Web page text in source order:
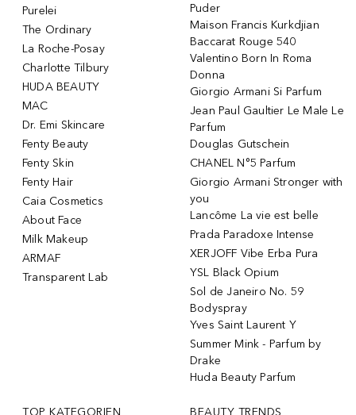
Purelei
The Ordinary
La Roche-Posay
Charlotte Tilbury
HUDA BEAUTY
MAC
Dr. Emi Skincare
Fenty Beauty
Fenty Skin
Fenty Hair
Caia Cosmetics
About Face
Milk Makeup
ARMAF
Transparent Lab
Puder
Maison Francis Kurkdjian
Baccarat Rouge 540
Valentino Born In Roma
Donna
Giorgio Armani Si Parfum
Jean Paul Gaultier Le Male Le
Parfum
Douglas Gutschein
CHANEL N°5 Parfum
Giorgio Armani Stronger with
you
Lancôme La vie est belle
Prada Paradoxe Intense
XERJOFF Vibe Erba Pura
YSL Black Opium
Sol de Janeiro No. 59
Bodyspray
Yves Saint Laurent Y
Summer Mink - Parfum by
Drake
Huda Beauty Parfum
TOP KATEGORIEN BEAUTY TRENDS